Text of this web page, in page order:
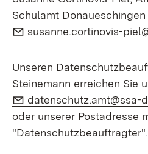
Schulamt Donaueschingen
E-Mail:
susanne.cortinovis-
Unseren
Steinemann erreichen Sie
E-Mail:
datenschutz.amt@ssa-
oder unserer Postadresse
"Datenschutzbeauftragter".